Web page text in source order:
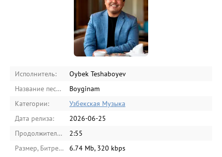
Исполнитель:
Oybek Teshaboyev
Название песни:
Boyginam
Категории:
Узбекская Музыка
Дата релиза:
2026-06-25
Продолжительность:
2:55
Размер, Битрейт:
6.74 Mb, 320 kbps